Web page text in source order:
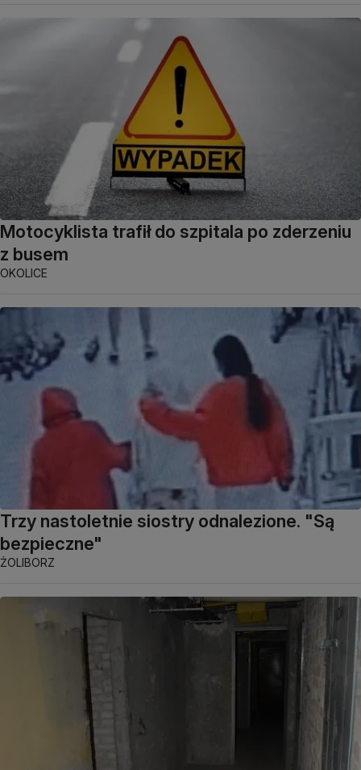
Motocyklista trafił do szpitala po zderzeniu
z busem
OKOLICE
Trzy nastoletnie siostry odnalezione. "Są
bezpieczne"
ŻOLIBORZ